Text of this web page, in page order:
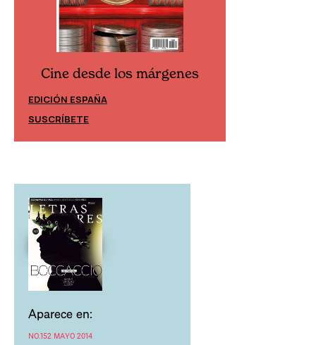
Cine desde los márgenes
EDICIÓN ESPAÑA
SUSCRÍBETE
Aparece en:
NO.152 MAYO 2014